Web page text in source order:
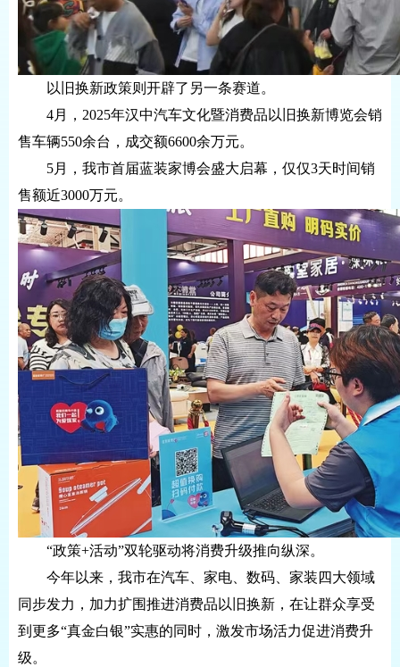
以旧换新政策则开辟了另一条赛道。
4月，2025年汉中汽车文化暨消费品以旧换新博览会销
售车辆550余台，成交额6600余万元。
5月，我市首届蓝装家博会盛大启幕，仅仅3天时间销
售额近3000万元。
“政策+活动”双轮驱动将消费升级推向纵深。
今年以来，我市在汽车、家电、数码、家装四大领域
同步发力，加力扩围推进消费品以旧换新，在让群众享受
到更多“真金白银”实惠的同时，激发市场活力促进消费升
级。